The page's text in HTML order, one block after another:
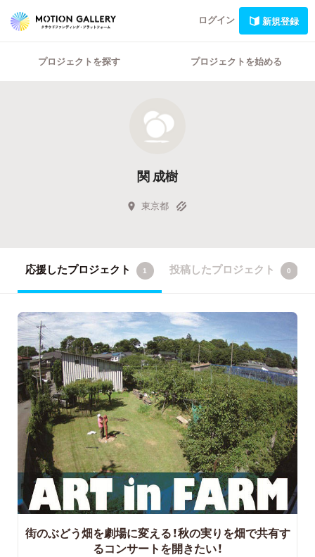
ログイン 新規登録
プロジェクトを探す プロジェクトを始める
関 成樹
東京都
応援したプロジェクト 1 投稿したプロジェクト 0
街のぶどう畑を劇場に変える！秋の実りを畑で共有す
るコンサートを開きたい！